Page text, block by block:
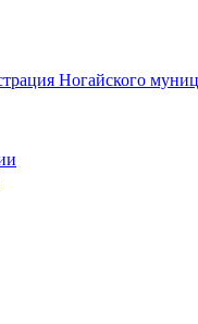
Ногайского